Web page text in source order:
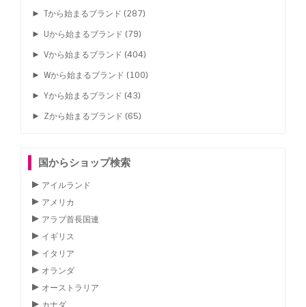
► Tから始まるブランド (287)
► Uから始まるブランド (79)
► Vから始まるブランド (404)
► Wから始まるブランド (100)
► Yから始まるブランド (43)
► Zから始まるブランド (65)
国からショップ検索
アイルランド
アメリカ
アラブ首長国連
イギリス
イタリア
オランダ
オーストラリア